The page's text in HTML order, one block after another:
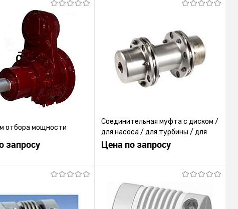
отбора мощности
запросу
Запросить цену
Соединительная муфта с диском /
для насоса / для турбины / для
двигателя
Цена по запросу
Запросить цену